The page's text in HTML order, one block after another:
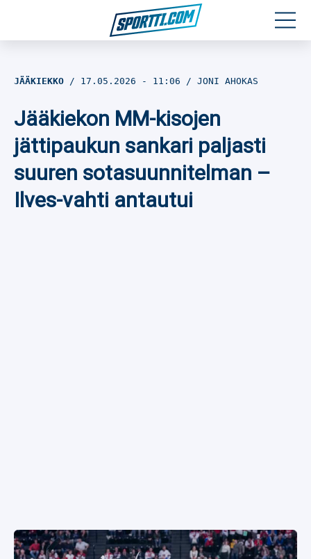
Jalkapallo
Yleisurheilu
Talviurheilu
JÄÄKIEKKO 17.05.2026 - 11:06 JONI AHOKAS
Jääkiekon MM-kisojen
jättipaukun sankari paljasti
suuren sotasuunnitelman –
Ilves-vahti antautui